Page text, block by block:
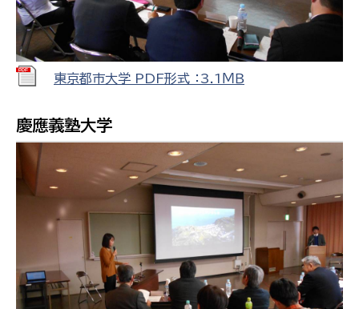
東京都市大学 PDF形式 ：3.1ＭＢ
慶應義塾大学